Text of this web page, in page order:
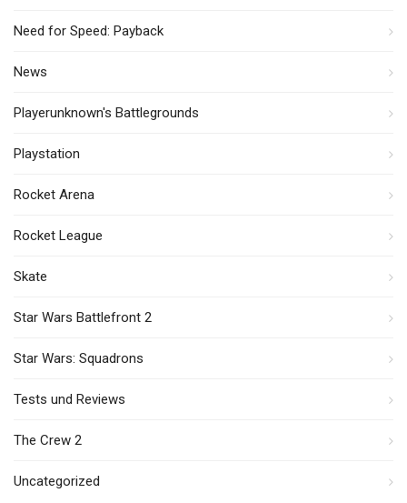
Need for Speed: Payback
News
Playerunknown's Battlegrounds
Playstation
Rocket Arena
Rocket League
Skate
Star Wars Battlefront 2
Star Wars: Squadrons
Tests und Reviews
The Crew 2
Uncategorized